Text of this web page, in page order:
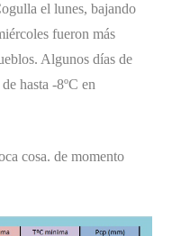
el lunes, bajando
fueron más
Algunos días de
hasta -8ºC en
cosa. de momento